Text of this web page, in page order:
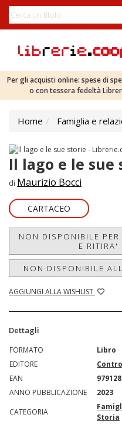
Per gli acquisti online: spese di
o con tessera fedeltà
Home Famiglia e
Il lago e le sue
di Maurizio Bocci
CARTACEO
NON DISPONIBILE
E RITIRA'
NON DISPONIBILE
AGGIUNGI ALLA WISHLIST
Dettagli
FORMATO
Libro
EDITORE
EAN
ANNO PUBBLICAZIONE
2023
CATEGORIA
Storia